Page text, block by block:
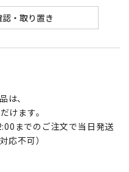
は、
けます。
までのご注文で当日発送
応不可）